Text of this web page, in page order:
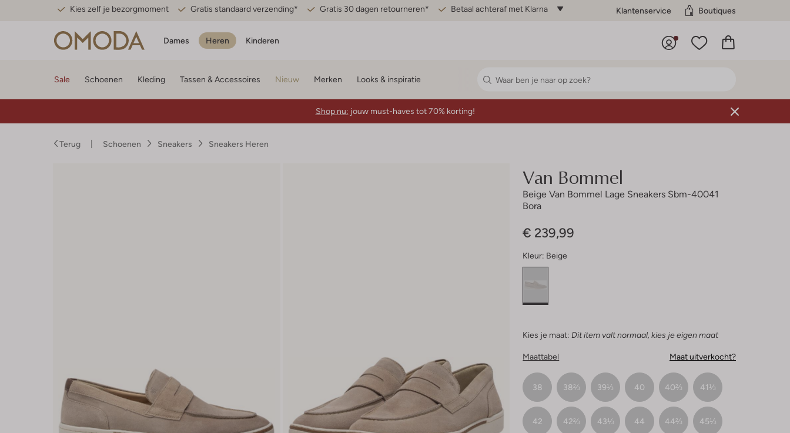
Kies zelf je bezorgmoment Gratis standaard verzending* Gratis 30 dagen retourneren* Betaal achteraf met Klarna Klantenservice Boutiques
Dames Heren Kinderen
Sale Schoenen Kleding Tassen & Accessoires Nieuw Merken Looks & inspiratie
Shop nu: jouw must-haves tot 70% korting!
Terug Schoenen Sneakers Sneakers Heren
Van Bommel
Beige Van Bommel Lage Sneakers Sbm-40041
Bora
€ 239,99
Kleur: Beige
Kies je maat: Dit item valt normaal, kies je eigen maat
Maattabel Maat uitverkocht?
38 38⅔ 39⅓ 40 40⅔ 41⅓
42 42⅔ 43⅓ 44 44⅔ 45⅓